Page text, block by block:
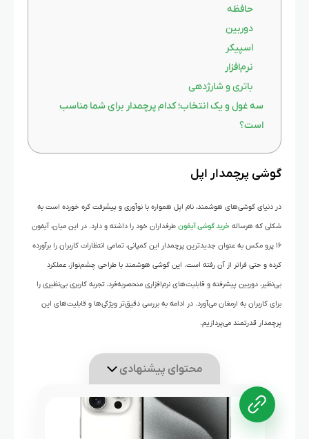
حافظه
دوربین
اسپیکر
نرم‌افزار
باتری و شارژدهی
سه غول و یک انتخاب؛ کدام پرچمدار برای شما مناسب
است؟
گوشی پرچمدار اپل
در دنیای گوشی‌های هوشمند، نام اپل همواره با نوآوری و پیشرفت گره خورده است به
شکلی که هرساله خرید گوشی آیفون طرفداران خود را داشته و دارد. در این میان، آیفون
۱۶ پرو مکس به عنوان جدیدترین پرچمدار این کمپانی، تمامی انتظارات کاربران را برآورده
کرده و حتی فراتر از آن رفته است. این گوشی هوشمند با طراحی چشم‌نواز، عملکرد
بی‌نظیر، دوربین پیشرفته و قابلیت‌های نرم‌افزاری منحصربه‌فرد، تجربه‌ کاربری بی‌نظیری را
برای کاربران به ارمغان می‌آورد. در ادامه به بررسی دقیق‌تر ویژگی‌ها و قابلیت‌های این
پرچمدار قدرتمند می‌پردازیم.
محتوای پیشنهادی